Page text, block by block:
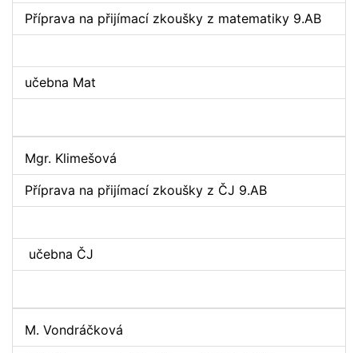
Příprava na přijímací zkoušky z matematiky 9.AB
učebna Mat
Mgr. Klimešová
Příprava na přijímací zkoušky z ČJ 9.AB
učebna ČJ
M. Vondráčková